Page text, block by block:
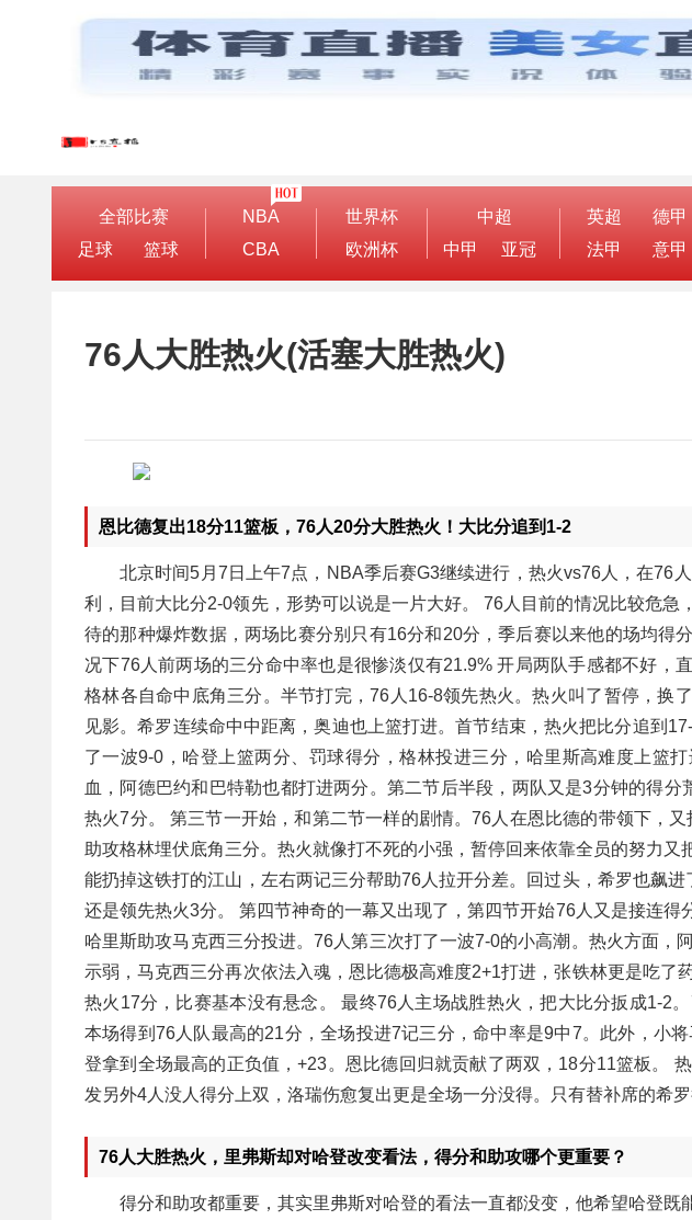
全部比赛
足球
篮球
NBA
CBA
世界杯
欧洲杯
中超
中甲
亚冠
英超 德甲
法甲
意甲
76人大胜热火(活塞大胜热火)
恩比德复出18分11篮板，76人20分大胜热火！大比分追到1-2
北京时间5月7日上午7点，NBA季后赛G3继续进行，热火vs76人，在76
利，目前大比分2-0领先，形势可以说是一片大好。 76人目前的情况比较危急
待的那种爆炸数据，两场比赛分别只有16分和20分，季后赛以来他的场均得
况下76人前两场的三分命中率也是很惨淡仅有21.9% 开局两队手感都不好，
格林各自命中底角三分。半节打完，76人16-8领先热火。热火叫了暂停，换
见影。希罗连续命中中距离，奥迪也上篮打进。首节结束，热火把比分追到
了一波9-0，哈登上篮两分、罚球得分，格林投进三分，哈里斯高难度上篮
血，阿德巴约和巴特勒也都打进两分。第二节后半段，两队又是3分钟的得
热火7分。 第三节一开始，和第二节一样的剧情。76人在恩比德的带领下，
助攻格林埋伏底角三分。热火就像打不死的小强，暂停回来依靠全员的努力又
能扔掉这铁打的江山，左右两记三分帮助76人拉开分差。回过头，希罗也飙
还是领先热火3分。 第四节神奇的一幕又出现了，第四节开始76人又是接连得
哈里斯助攻马克西三分投进。76人第三次打了一波7-0的小高潮。热火方面，
示弱，马克西三分再次依法入魂，恩比德极高难度2+1打进，张铁林更是吃了
热火17分，比赛基本没有悬念。 最终76人主场战胜热火，把大比分扳成1-2
本场得到76人队最高的21分，全场投进7记三分，命中率是9中7。此外，小
登拿到全场最高的正负值，+23。恩比德回归就贡献了两双，18分11篮板。
发另外4人没人得分上双，洛瑞伤愈复出更是全场一分没得。只有替补席的希
76人大胜热火，里弗斯却对哈登改变看法，得分和助攻哪个更重要？
得分和助攻都重要，其实里弗斯对哈登的看法一直都没变，他希望哈登既